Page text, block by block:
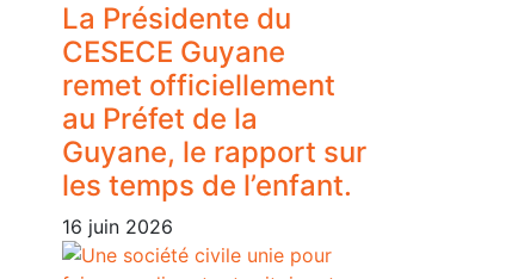
La Présidente du
CESECE Guyane
remet officiellement
au Préfet de la
Guyane, le rapport sur
les temps de l’enfant.
16 juin 2026